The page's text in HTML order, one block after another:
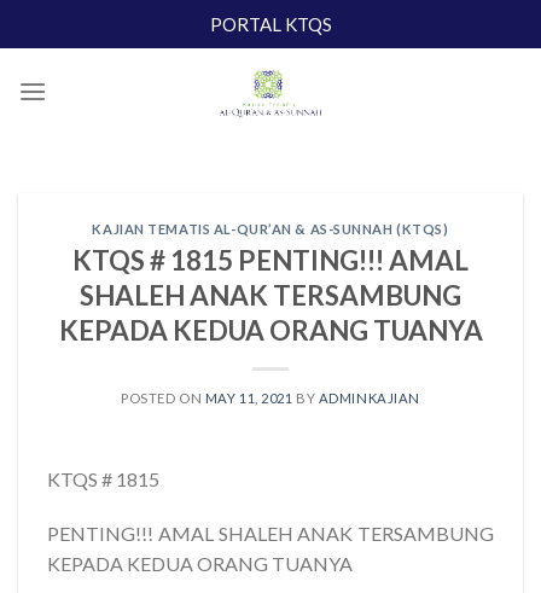
to
PORTAL KTQS
KAJIAN TEMATIS AL-QUR’AN & AS-SUNNAH (KTQS)
KTQS # 1815 PENTING!!! AMAL
SHALEH ANAK TERSAMBUNG
KEPADA KEDUA ORANG TUANYA
POSTED ON MAY 11, 2021 BY ADMINKAJIAN
KTQS # 1815
PENTING!!! AMAL SHALEH ANAK TERSAMBUNG
KEPADA KEDUA ORANG TUANYA